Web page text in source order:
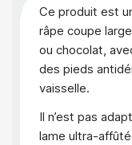
Ce produit est
râpe coupe
ou chocolat,
des pieds
vaisselle.
Il n’est pas
lame ultra-